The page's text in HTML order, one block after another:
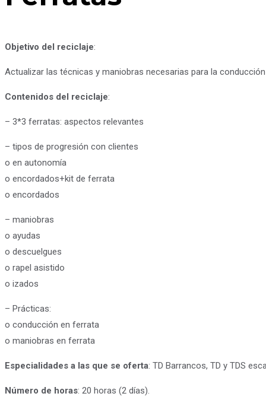
Objetivo del reciclaje:
Actualizar las técnicas y maniobras necesarias para la
Contenidos del reciclaje:
– 3*3 ferratas: aspectos relevantes
– tipos de progresión con clientes
o en autonomía
o encordados+kit de ferrata
o encordados
– maniobras
o ayudas
o descuelgues
o rapel asistido
o izados
– Prácticas:
o conducción en ferrata
o maniobras en ferrata
Especialidades a las que se oferta: TD Barrancos, TD y TDS
Número de horas: 20 horas (2 días).